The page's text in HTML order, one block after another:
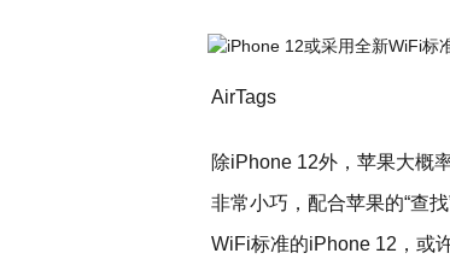
AirTags
除iPhone 12外，苹果大概
非常小巧，配合苹果的“查
WiFi标准的iPhone 12，或